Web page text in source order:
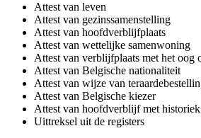
Attest van leven
Attest van gezinssamenstelling
Attest van hoofdverblijfplaats
Attest van wettelijke samenwoning
Attest van verblijfplaats met het oog
Attest van Belgische nationaliteit
Attest van wijze van
Attest van Belgische kiezer
Attest van hoofdverblijf met historiek
Uittreksel uit de registers